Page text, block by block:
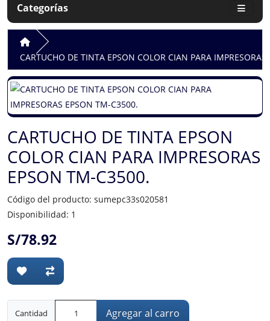
Categorías
CARTUCHO DE TINTA EPSON COLOR CIAN PARA
CARTUCHO DE TINTA EPSON
COLOR CIAN PARA IMPRESORAS
EPSON TM-C3500.
Código del producto: sumepc33s020581
Disponibilidad: 1
S/78.92
Cantidad Agregar al carro